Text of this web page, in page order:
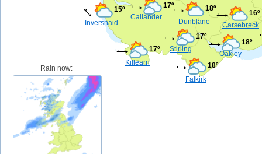
Stirling
17º
Falkirk
18º
Dunblane
18º
Oakley
18º
Callander
17º
Killearn
17º
Inversnaid
15º
Carsebreck
16º
Rain now: